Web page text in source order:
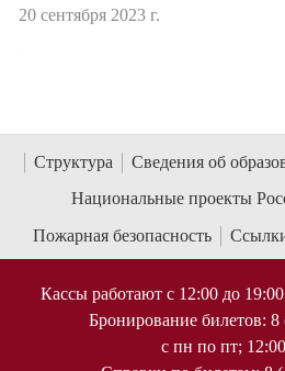
20 сентября 2023 г.
Структура
Сведения об
Национальные проекты
Пожарная безопасность
Кассы работают с 12:00 до
Бронирование билетов: 8
с пн по пт;